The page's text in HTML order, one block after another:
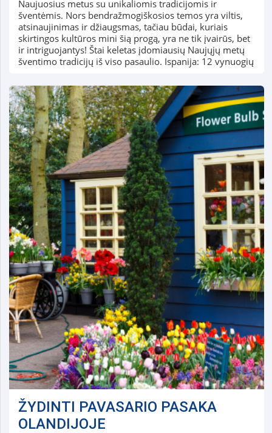
Naujuosius metus su unikaliomis tradicijomis ir
šventėmis. Nors bendražmogiškosios temos yra viltis,
atsinaujinimas ir džiaugsmas, tačiau būdai, kuriais
skirtingos kultūros mini šią progą, yra ne tik įvairūs, bet
ir intriguojantys! Štai keletas įdomiausių Naujųjų metų
šventimo tradicijų iš viso pasaulio. Ispanija: 12 vynuogių
ŽYDINTI PAVASARIO PASAKA
OLANDIJOJE